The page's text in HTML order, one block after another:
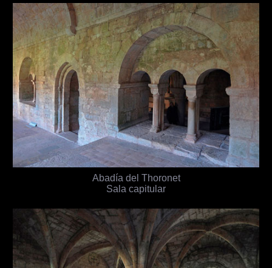
Abadía del Thoronet
Sala capitular